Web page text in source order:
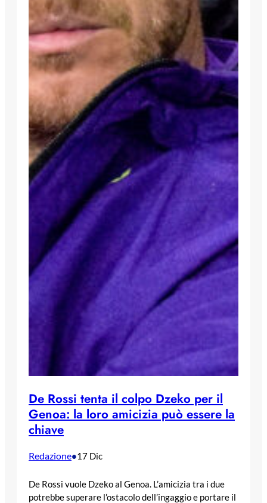
De Rossi tenta il colpo Dzeko per il
Genoa: la loro amicizia può essere la
chiave
Redazione•17 Dic
De Rossi vuole Dzeko al Genoa. L’amicizia tra i due
potrebbe superare l’ostacolo dell’ingaggio e portare il